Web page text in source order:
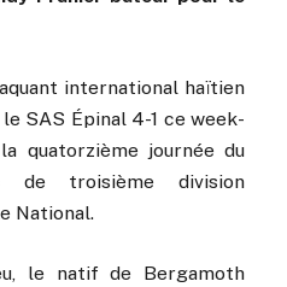
international haïtien
SAS Épinal 4-1 ce week-
quatorzième journée du
de troisième division
National.
le natif de Bergamoth